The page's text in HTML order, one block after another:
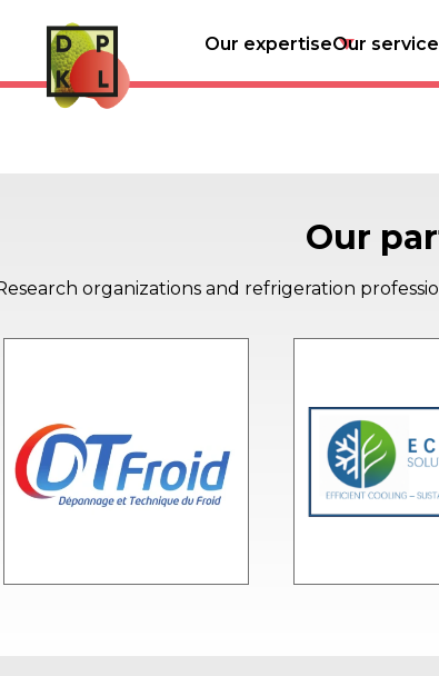
Our expertiseOur
Our
organizations and refrigeration